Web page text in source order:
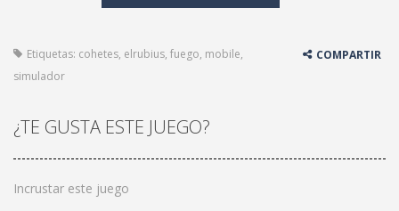
Etiquetas: cohetes, elrubius, fuego, mobile,
simulador
COMPARTIR
¿TE GUSTA ESTE JUEGO?
Incrustar este juego